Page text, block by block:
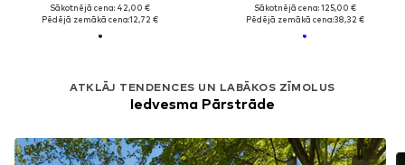
Sākotnējā cena: 42,00 €
Pēdējā zemākā cena:12,72 €
Sākotnējā cena: 125,00 €
Pēdējā zemākā cena:38,32 €
ATKLĀJ TENDENCES UN LABĀKOS ZĪMOLUS
Iedvesma Pārstrāde